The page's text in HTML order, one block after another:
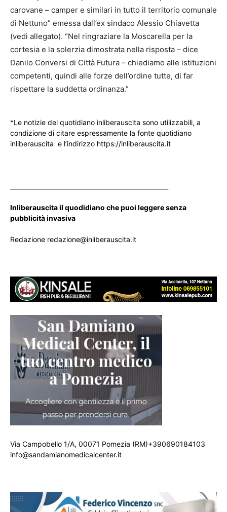
carovane – camper e similari in tutto il territorio comunale
di Nettuno” emessa dall’ex sindaco Alessio Chiavetta
(vedi allegato). “Nel ringraziare la Moscarella per la
cortesia e la solerzia dimostrata nella risposta – dice
Danilo Conversi di Città Futura – chiediamo alle istituzioni
competenti, quindi alle forze dell’ordine tutte, di far
rispettare la suddetta ordinanza.”
*Le notizie del quotidiano inliberauscita sono utilizzabili, a
condizione di citare espressamente la fonte quotidiano
inliberauscita e l’indirizzo https://inliberauscita.it
Inliberauscita il quodidiano che puoi leggere senza
pubblicità invasiva
Redazione redazione@inliberauscita.it
Via Campobello 1/A, 00071 Pomezia (RM)+390690184103
info@sandamianomedicalcenter.it